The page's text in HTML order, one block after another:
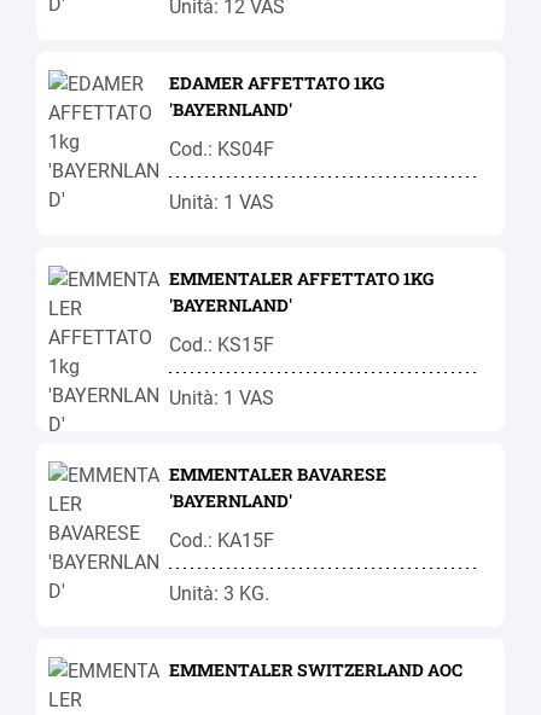
Unità: 12 VAS
EDAMER AFFETTATO 1KG
'BAYERNLAND'
Cod.: KS04F
Unità: 1 VAS
EMMENTALER AFFETTATO 1KG
'BAYERNLAND'
Cod.: KS15F
Unità: 1 VAS
EMMENTALER BAVARESE
'BAYERNLAND'
Cod.: KA15F
Unità: 3 KG.
EMMENTALER SWITZERLAND AOC